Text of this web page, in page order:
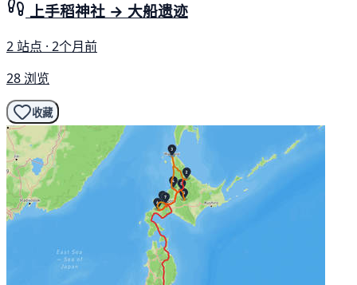
上手稻神社 → 大船遗迹
2 站点 · 2个月前
28 浏览
收藏